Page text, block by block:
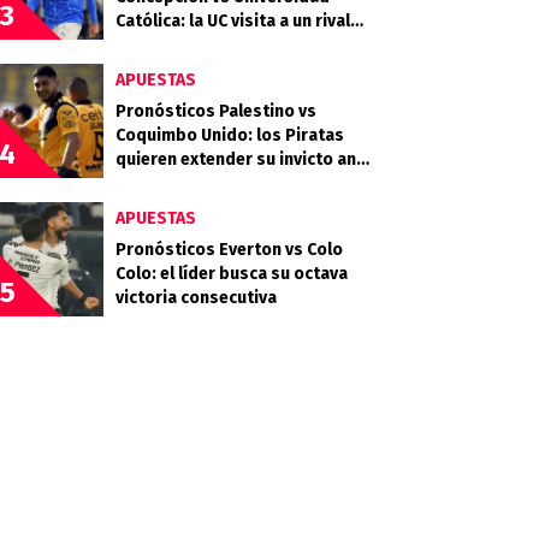
3
Católica: la UC visita a un rival
4
APUESTAS
Pronósticos Palestino vs
Coquimbo Unido: los Piratas
quieren extender su invicto ante
5
APUESTAS
Pronósticos Everton vs Colo
Colo: el líder busca su octava
victoria consecutiva